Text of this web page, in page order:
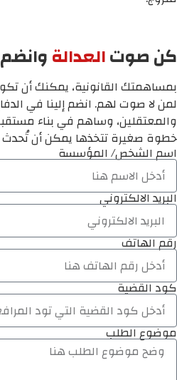
كن صوتالعدالة
بمساهمتك القانونية، يمكنك أن
لمن لا صوت لهم. انضم إلينا في
والمعتقلين، وساهم في بناء
خطوة صغيرة تتخذها يمكن أن تُحدث
اسم الشخص/ المؤسسة
البريد الالكتروني
رقم الهاتف
كود القضية
موضوع الطلب